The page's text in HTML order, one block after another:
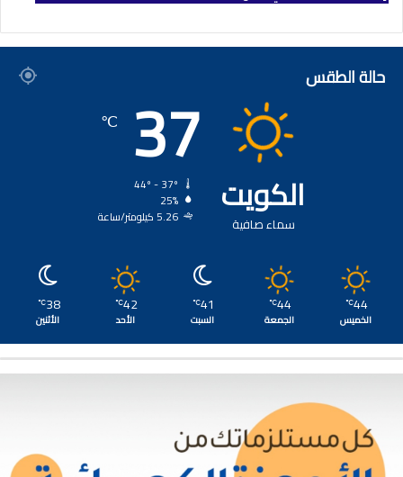
حالة الطقس
الكويت
سماء صافية
37
℃
25%
5.26 كيلومتر/ساعة
44
℃
الخميس
44
℃
الجمعة
41
℃
السبت
42
℃
الأحد
38
℃
الأثنين